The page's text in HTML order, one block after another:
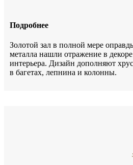
Подробнее
Золотой зал в полной мере
металла нашли отражение в
интерьера. Дизайн дополняют
в багетах, лепнина и колонны.